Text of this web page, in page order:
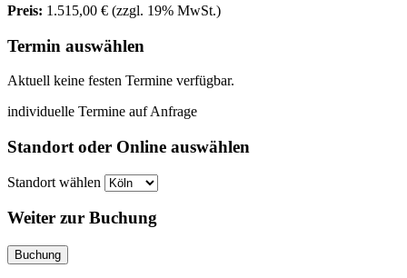
Preis: 1.515,00 € (zzgl. 19% MwSt.)
Termin auswählen
Aktuell keine festen Termine verfügbar.
individuelle Termine auf Anfrage
Standort oder Online auswählen
Standort wählen
Weiter zur Buchung
Buchung